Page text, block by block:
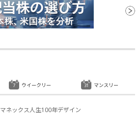
マネックス人生100年デザイン
ウイークリー マンスリー